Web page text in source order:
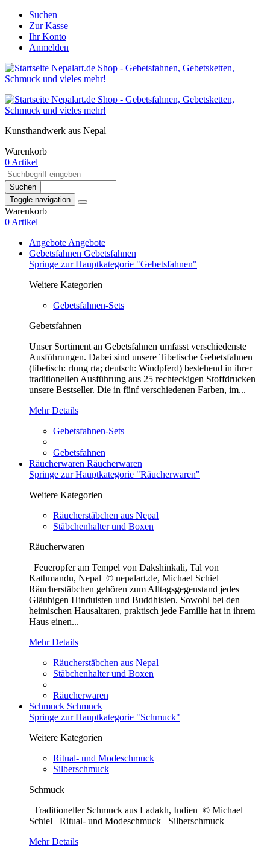
Suchen
Zur Kasse
Ihr Konto
Anmelden
Kunsthandwerk aus Nepal
Warenkorb
0 Artikel
Suchen
Toggle navigation
Warenkorb
0 Artikel
Angebote Angebote
Gebetsfahnen Gebetsfahnen
Springe zur Hauptkategorie "Gebetsfahnen"
Weitere Kategorien
Gebetsfahnen-Sets
Gebetsfahnen
Unser Sortiment an Gebetsfahnen umfasst verschiedenste
Ausführungen. Dabei sind unsere Tibetische Gebetsfahnen
(tibetisch: rlung rta; deutsch: Windpferd) bestehend in ihrer
traditionellen Ausführung aus 25 rechteckigen Stoffdrucken
unsere Bestseller. Die in fünf verschiedenen Farben, im...
Mehr Details
Gebetsfahnen-Sets
Gebetsfahnen
Räucherwaren Räucherwaren
Springe zur Hauptkategorie "Räucherwaren"
Weitere Kategorien
Räucherstäbchen aus Nepal
Stäbchenhalter und Boxen
Räucherwaren
Feueropfer am Tempel von Dakshinkali, Tal von
Kathmandu, Nepal © nepalart.de, Michael Schiel
Räucherstäbchen gehören zum Alltagsgegenstand jedes
Gläubigen Hinduisten und Buddhisten. Sowohl bei den
heimischen Hausaltaren, praktisch jede Familie hat in ihrem
Haus einen...
Mehr Details
Räucherstäbchen aus Nepal
Stäbchenhalter und Boxen
Räucherwaren
Schmuck Schmuck
Springe zur Hauptkategorie "Schmuck"
Weitere Kategorien
Ritual- und Modeschmuck
Silberschmuck
Schmuck
Traditioneller Schmuck aus Ladakh, Indien © Michael
Schiel Ritual- und Modeschmuck Silberschmuck
Mehr Details